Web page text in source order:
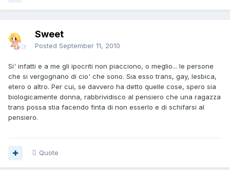
Sweet
Posted September 11, 2010
Si' infatti e a me gli ipocriti non piacciono, o meglio... le persone
che si vergognano di cio' che sono. Sia esso trans, gay, lesbica,
etero o altro. Per cui, se davvero ha detto quelle cose, spero sia
biologicamente donna, rabbrividisco al pensiero che una ragazza
trans possa stia facendo finta di non esserlo e di schifarsi al
pensiero.
Quote